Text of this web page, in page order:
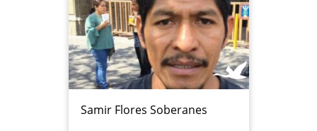
Samir Flores Soberanes